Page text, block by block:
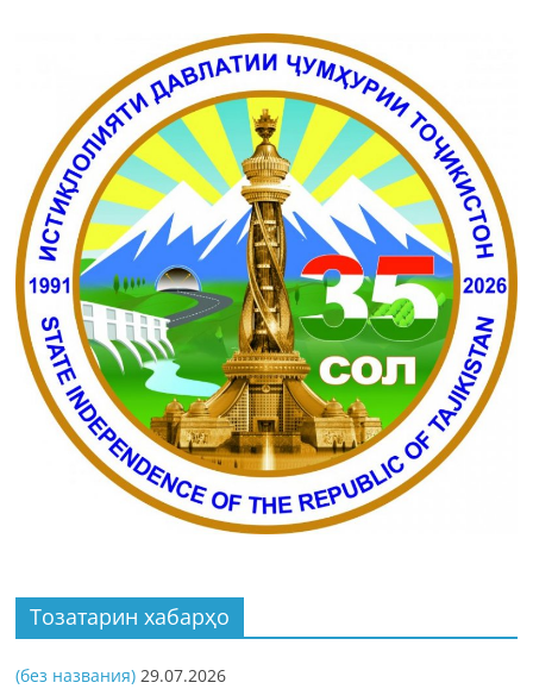
Тозатарин хабарҳо
(без названия) 29.07.2026